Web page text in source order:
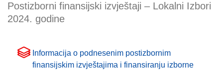
Postizborni finansijski izvještaji – Lokalni Izbori
2024. godine
Informacija o podnesenim postizbornim
finansijskim izvještajima i finansiranju izborne